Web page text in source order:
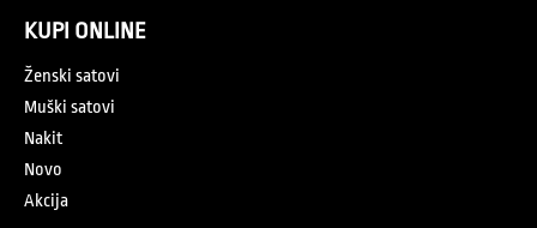
KUPI ONLINE
Ženski satovi
Muški satovi
Nakit
Novo
Akcija